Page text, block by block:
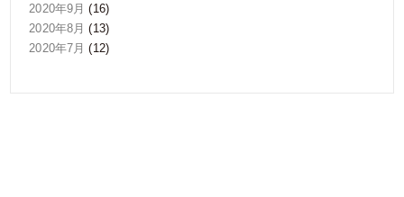
2020年9月 (16)
2020年8月 (13)
2020年7月 (12)